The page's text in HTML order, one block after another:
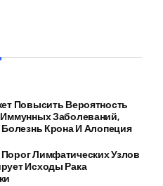
Повысить Вероятность
Иммунных Заболеваний,
Болезнь Крона И Алопеция
Лимфатических Узлов
Исходы Рака